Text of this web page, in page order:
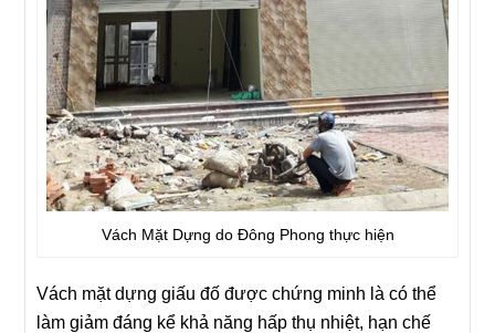
Vách Mặt Dựng do Đông Phong thực hiện
Vách mặt dựng giấu đố được chứng minh là có thể
làm giảm đáng kể khả năng hấp thụ nhiệt, hạn chế